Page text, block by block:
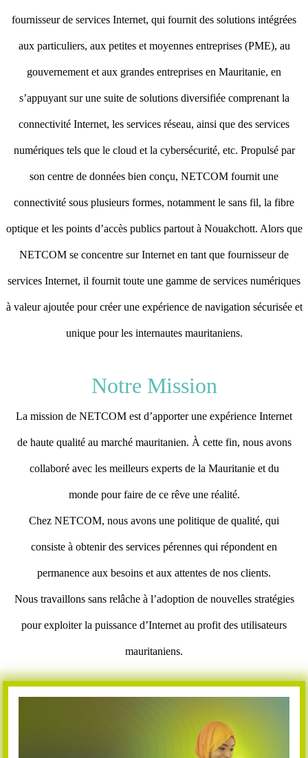
fournisseur de services Internet, qui fournit des solutions intégrées
aux particuliers, aux petites et moyennes entreprises (PME), au
gouvernement et aux grandes entreprises en Mauritanie, en
s’appuyant sur une suite de solutions diversifiée comprenant la
connectivité Internet, les services réseau, ainsi que des services
numériques tels que le cloud et la cybersécurité, etc. Propulsé par
son centre de données bien conçu, NETCOM fournit une
connectivité sous plusieurs formes, notamment le sans fil, la fibre
optique et les points d’accès publics partout à Nouakchott. Alors que
NETCOM se concentre sur Internet en tant que fournisseur de
services Internet, il fournit toute une gamme de services numériques
à valeur ajoutée pour créer une expérience de navigation sécurisée et
unique pour les internautes mauritaniens.
Notre Mission
La mission de NETCOM est d’apporter une expérience Internet
de haute qualité au marché mauritanien. À cette fin, nous avons
collaboré avec les meilleurs experts de la Mauritanie et du
monde pour faire de ce rêve une réalité.
Chez NETCOM, nous avons une politique de qualité, qui
consiste à obtenir des services pérennes qui répondent en
permanence aux besoins et aux attentes de nos clients.
Nous travaillons sans relâche à l’adoption de nouvelles stratégies
pour exploiter la puissance d’Internet au profit des utilisateurs
mauritaniens.